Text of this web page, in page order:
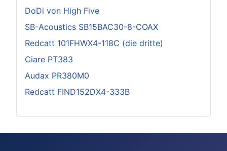
DoDi von High Five
SB-Acoustics SB15BAC30-8-COAX
Redcatt 101FHWX4-118C (die dritte)
Ciare PT383
Audax PR380M0
Redcatt FIND152DX4-333B